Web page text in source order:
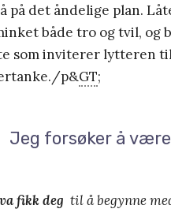
på det åndelige plan.
både tro og tvil, og
som inviterer lytteren
p&GT;
Jeg forsøker å
fikk deg til å begynne